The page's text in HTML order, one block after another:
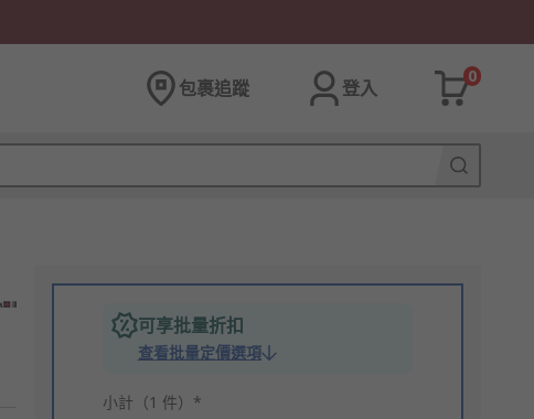
包裹追蹤 登入
0
可享批量折扣
查看批量定價選項
小計（1 件）*